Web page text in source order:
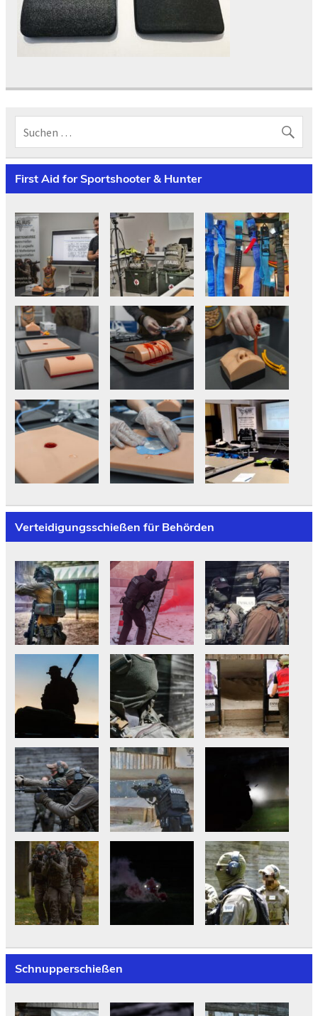
First Aid for Sportshooter & Hunter
Verteidigungsschießen für Behörden
Schnupperschießen